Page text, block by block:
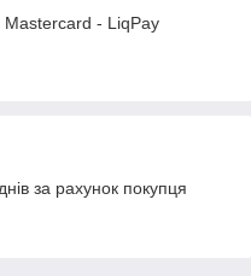
- LiqPay
за рахунок покупця